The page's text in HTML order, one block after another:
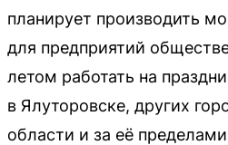
планирует производить
для предприятий
летом работать на
в Ялуторовске, других
области и за её